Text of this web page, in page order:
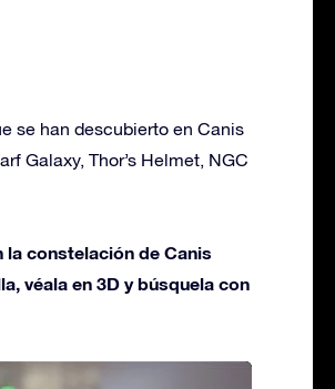
se han descubierto en Canis
Galaxy, Thor’s Helmet, NGC
constelación de Canis
véala en 3D y búsquela con